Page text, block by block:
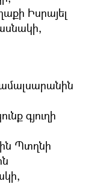
Իսրայել
գյուղի
Պտղնի